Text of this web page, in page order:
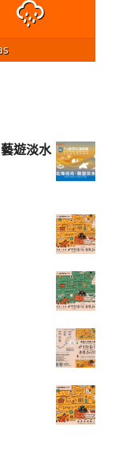
遊淡水